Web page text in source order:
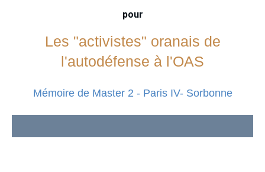
pour
Les "activistes" oranais de
l'autodéfense à l'OAS
Mémoire de Master 2 - Paris IV- Sorbonne